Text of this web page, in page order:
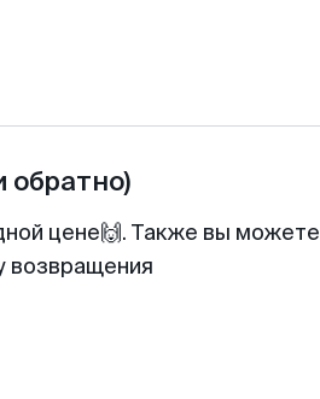
обратно)
цене🙌. Также вы можете
возвращения